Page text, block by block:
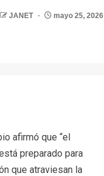
JANET mayo 25, 2026
afirmó que “el
preparado para
que atraviesan la